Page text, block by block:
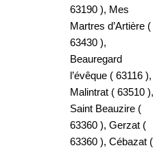
63190 ), Mes
Martres d’Artière (
63430 ),
Beauregard
l’évêque ( 63116 ),
Malintrat ( 63510 ),
Saint Beauzire (
63360 ), Gerzat (
63360 ), Cébazat (